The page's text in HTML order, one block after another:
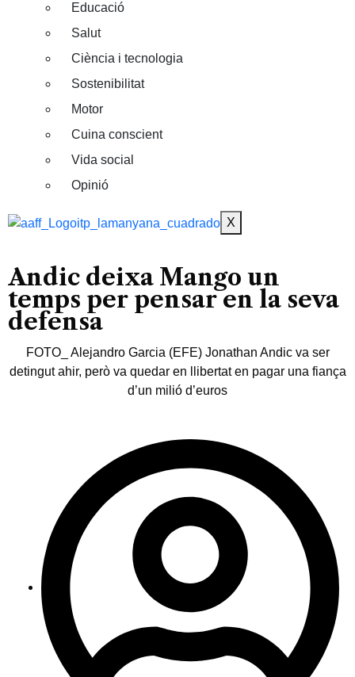
Educació
Salut
Ciència i tecnologia
Sostenibilitat
Motor
Cuina conscient
Vida social
Opinió
X
Andic deixa Mango un
temps per pensar en la seva
defensa
FOTO_ Alejandro Garcia (EFE) Jonathan Andic va ser
detingut ahir, però va quedar en llibertat en pagar una fiança
d’un milió d’euros